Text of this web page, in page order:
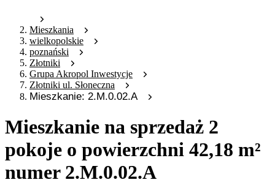
Mieszkania
wielkopolskie
poznański
Złotniki
Grupa Akropol Inwestycje
Złotniki ul. Słoneczna
Mieszkanie: 2.M.0.02.A
Mieszkanie na sprzedaż 2
pokoje o powierzchni 42,18 m²
numer 2.M.0.02.A